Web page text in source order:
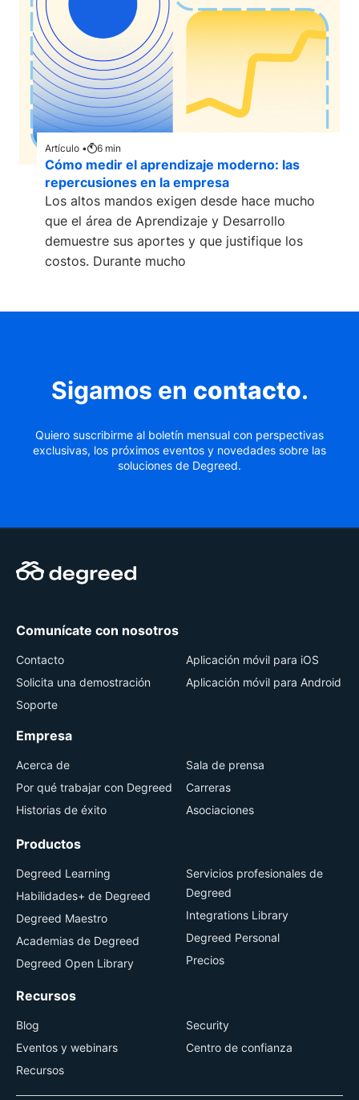
Artículo • 6 min
Cómo medir el aprendizaje moderno: las
repercusiones en la empresa
Los altos mandos exigen desde hace mucho
que el área de Aprendizaje y Desarrollo
demuestre sus aportes y que justifique los
costos. Durante mucho
Sigamos en contacto.
Quiero suscribirme al boletín mensual con perspectivas
exclusivas, los próximos eventos y novedades sobre las
soluciones de Degreed.
Comunícate con nosotros
Contacto
Solicita una demostración
Soporte
Aplicación móvil para iOS
Aplicación móvil para Android
Empresa
Acerca de
Por qué trabajar con Degreed
Historias de éxito
Sala de prensa
Carreras
Asociaciones
Productos
Degreed Learning
Habilidades+ de Degreed
Degreed Maestro
Academias de Degreed
Degreed Open Library
Servicios profesionales de
Degreed
Integrations Library
Degreed Personal
Precios
Recursos
Blog
Eventos y webinars
Recursos
Security
Centro de confianza